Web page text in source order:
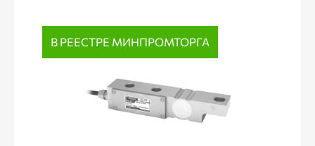
В РЕЕСТРЕ МИНПРОМТОРГА